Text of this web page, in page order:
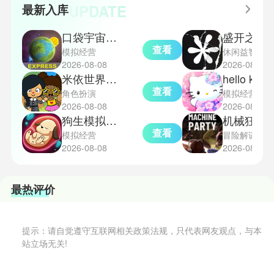
乐趣和探索深度，丰富了玩家的游
最新入库UPDATE
口袋宇宙汉化版
模拟经营
2026-08-08
查看
米依世界安卓版
角色扮演
2026-08-08
查看
狗生模拟器中文版
模拟经营
2026-08-08
查看
休闲益智
2026-08-08
模拟经营
2026-08-08
冒险解谜
2026-08-08
最热评价
提示：请自觉遵守互联网相关政策法规，只代表网友观点，与本
站立场无关!